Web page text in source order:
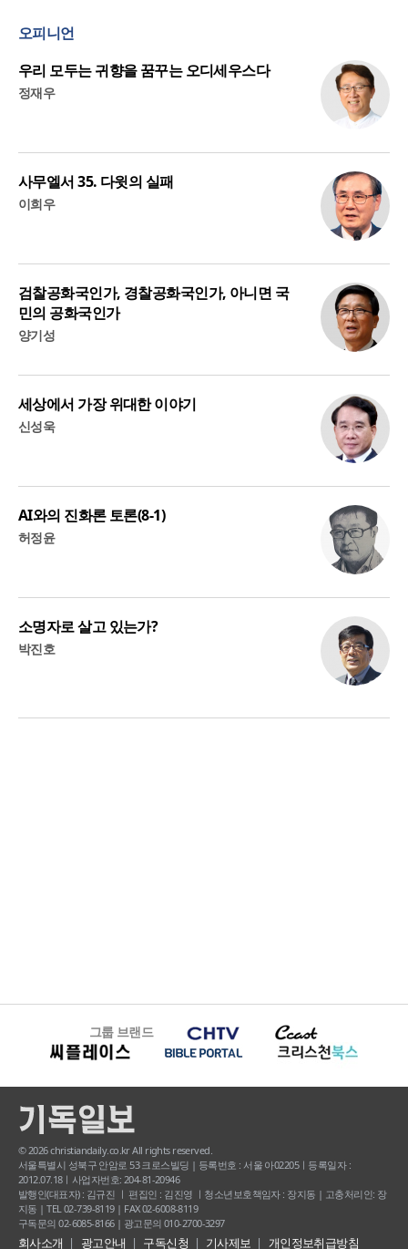
오피니언
우리 모두는 귀향을 꿈꾸는 오디세우스다
정재우
사무엘서 35. 다윗의 실패
이희우
검찰공화국인가, 경찰공화국인가, 아니면 국
민의 공화국인가
양기성
세상에서 가장 위대한 이야기
신성욱
AI와의 진화론 토론(8-1)
허정윤
소명자로 살고 있는가?
박진호
그룹 브랜드
© 2026 christiandaily.co.kr All rights reserved.
서울특별시 성북구 안암로 53 크로스빌딩 | 등록번호 : 서울 아02205ㅣ등록일자 :
2012.07.18ㅣ사업자번호: 204-81-20946
발행인(대표자) : 김규진 ㅣ 편집인 : 김진영 ㅣ청소년보호책임자 : 장지동 | 고충처리인: 장
지동 | TEL 02-739-8119 | FAX 02-6008-8119
구독문의 02-6085-8166 | 광고문의 010-2700-3297
회사소개 광고안내 구독신청 기사제보 개인정보취급방침